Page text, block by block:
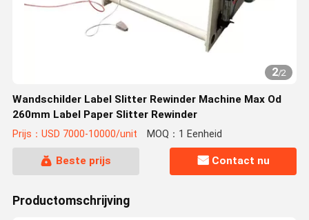
2/2
Wandschilder Label Slitter Rewinder Machine Max Od
260mm Label Paper Slitter Rewinder
Prijs：USD 7000-10000/unit MOQ：1 Eenheid
Beste prijs Contact nu
Productomschrijving